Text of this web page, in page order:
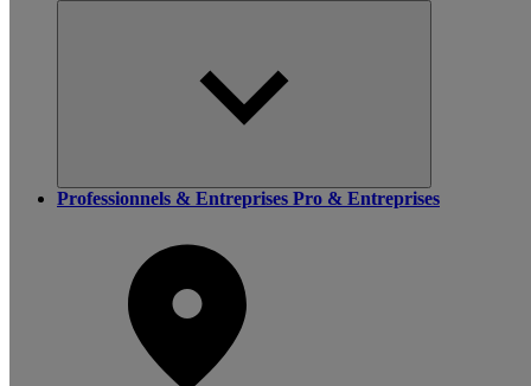
Professionnels & Entreprises Pro & Entreprises